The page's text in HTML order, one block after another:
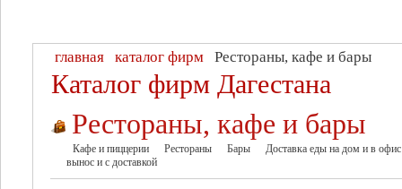
главная каталог фирм Рестораны, кафе и бары
Каталог фирм Дагестана
Рестораны, кафе и бары
Кафе и пиццерии Рестораны Бары
Доставка еды на дом и в офис
вынос и с доставкой